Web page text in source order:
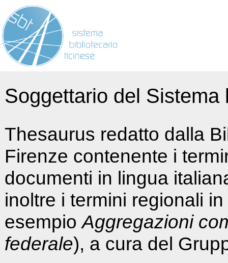
Soggettario del
Thesaurus redatto dalla
Firenze contenente i
documenti in lingua
inoltre i termini regionali
esempioAggregazioni
federale), a cura del